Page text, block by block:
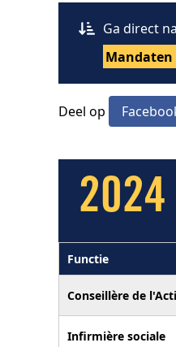
Ga direct
Mandaten
Deel op
2024
Functie
Conseillère de
Infirmière sociale